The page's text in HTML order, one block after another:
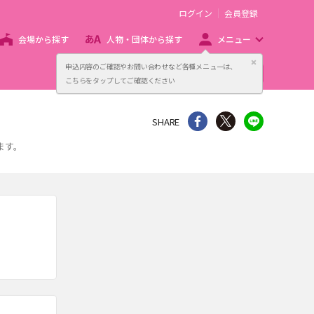
申込内容のご確認やお問い合わせなど各種メニューは、
こちらをタップしてご確認ください
閉じる
ログイン 会員登録
会場から探す 人物・団体から探す メニュー
主催者向け販売サービス
。
SHARE シェア Twitter